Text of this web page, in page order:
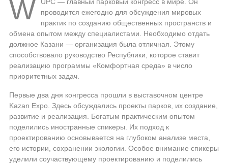
W
проводится ежегодно для обсуждения мировых
практик по созданию общественных пространств и
обмена опытом между специалистами. Необходимо отдать
должное Казани — организация была отличная. Этому
способствовало руководство Республики, которое ставит
реализацию программы «Комфортная среда» в число
приоритетных задач.
Первые два дня конгресса прошли в выставочном центре
Kazan Expo. Здесь обсуждались проекты парков, их создание,
развитие и реализация. Богатым практическим опытом
поделились иностранные спикеры. Их подход к
проектированию основывается на глубоком анализе места,
его истории, сохранении экологии. Особое внимание спикеры
уделили соучаствующему проектированию и поделились